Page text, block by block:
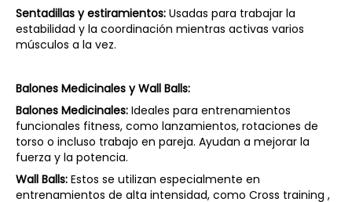
Sentadillas y estiramientos: Usadas para trabajar la
estabilidad y la coordinación mientras activas varios
músculos a la vez.
Balones Medicinales y Wall Balls:
Balones Medicinales: Ideales para entrenamientos
funcionales fitness, como lanzamientos, rotaciones de
torso o incluso trabajo en pareja. Ayudan a mejorar la
fuerza y la potencia.
Wall Balls: Estos se utilizan especialmente en
entrenamientos de alta intensidad, como Cross training ,